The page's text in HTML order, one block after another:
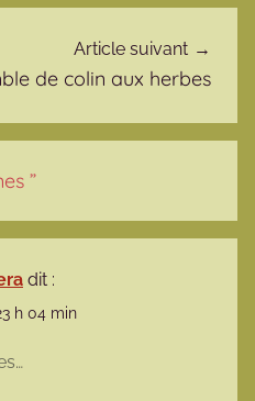
Article suivant
de colin aux herbes
”
dit :
h 04 min